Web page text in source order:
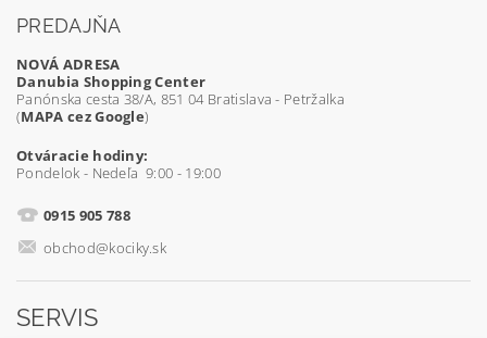
PREDAJŇA
NOVÁ ADRESA
Danubia Shopping Center
Panónska cesta 38/A, 851 04 Bratislava - Petržalka
(MAPA cez Google)
Otváracie hodiny:
Pondelok - Nedeľa 9:00 - 19:00
0915 905 788
obchod@kociky.sk
SERVIS